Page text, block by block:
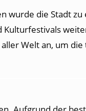
wurde die Stadt
Welt an, um